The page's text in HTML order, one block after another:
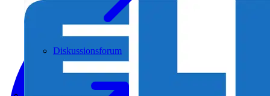
Diskussionsforum